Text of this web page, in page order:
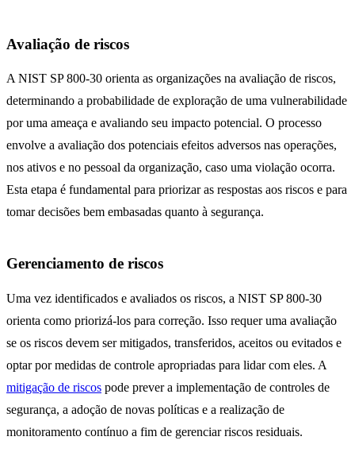
Avaliação de riscos
A NIST SP 800-30 orienta as organizações na avaliação de riscos,
determinando a probabilidade de exploração de uma vulnerabilidade
por uma ameaça e avaliando seu impacto potencial. O processo
envolve a avaliação dos potenciais efeitos adversos nas operações,
nos ativos e no pessoal da organização, caso uma violação ocorra.
Esta etapa é fundamental para priorizar as respostas aos riscos e para
tomar decisões bem embasadas quanto à segurança.
Gerenciamento de riscos
Uma vez identificados e avaliados os riscos, a NIST SP 800-30
orienta como priorizá-los para correção. Isso requer uma avaliação
se os riscos devem ser mitigados, transferidos, aceitos ou evitados e
optar por medidas de controle apropriadas para lidar com eles. A
mitigação de riscos pode prever a implementação de controles de
segurança, a adoção de novas políticas e a realização de
monitoramento contínuo a fim de gerenciar riscos residuais.